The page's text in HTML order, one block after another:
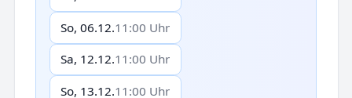
So, 06.12.11:00 Uhr
Sa, 12.12.11:00 Uhr
So, 13.12.11:00 Uhr